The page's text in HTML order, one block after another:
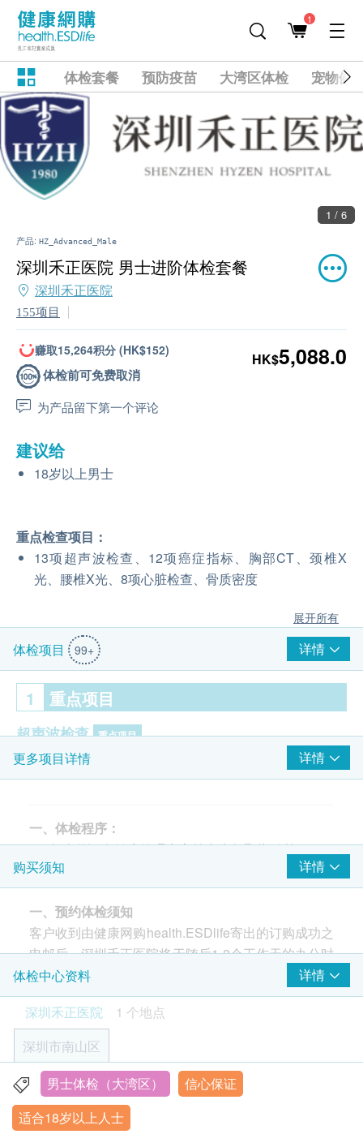
1
体检套餐 预防疫苗 大湾区体检 宠物健
1 / 6
产品: HZ_Advanced_Male
深圳禾正医院 男士进阶体检套餐
深圳禾正医院
155项目
赚取15,264积分 (HK$152)
体检前可免费取消
为产品留下第一个评论
HK$5,088.0
建议给
18岁以上男士
重点检查项目：
13项超声波检查、12项癌症指标、胸部CT、颈椎X
光、腰椎X光、8项心脏检查、骨质密度
展开所有
体检项目 99+ 详情
1 重点项目
超声波检查 重点项目
前列腺超声波- 只限男士
B超檢查- 膀胱
B超檢查 - 胰腺
B超檢查 - 胆囊
B超檢查 - 肾脏
脾脏超声波
颈动脉多普勒
淋巴结超声波
输尿管超声波
心脏超声波
颈动脉＋颈静脉＋椎动脉超声波
癌症指标 重点项目
甲种胎蛋白 (肝癌)
病毒抗体EBV (鼻咽癌)
癌胚抗原(肠癌普查)
癌抗原15.3 (乳癌)
更多项目详情 详情
一、体检程序：
1、凭身份证在健康管理中心前台先领取指引单；
2、开始做抽血、C14、B超等空腹项目；
3、做其他共检区项目；注：务必做完空腹项目后再
进食早餐，早餐前，可与导检护士确认一遍是否可吃
早餐。
4、早餐后再完成其他非必须空腹的项目；
5、体检项目完成，交表至前台，完成此次体检。
6、领取报告：体检完后10个工作日单位联系人统一
领取。
7、报告解析：领取体检报告后，报告解析时间：周
一~周五下午 14:00~16:30（法定节假日除外）。
二、体检温馨提示：
购买须知 详情
一、预约体检须知
客户收到由健康网购health.ESDlife寄出的订购成功之
电邮后，深圳禾正医院将于随后1-2个工作天的办公时
间内，致电客户预约身体检查的时间及地点。客户亦
可至少提前1日致电至深圳禾正医院进行预约（联络
电话：+86 186 8949 0644; +86 0755-8139 5238）。
客户至现场后，深圳禾正医院工作人员会核对客户的
姓名、出生年月日、手机号及健康网购health.ESDlife
订购成功之电邮。
订单如需改期，请至少提前1日联络 +86 186 8949
0644; +86 0755-8139 5238
体检中心资料
详情
深圳禾正医院
1 个地点
深圳市南山区
深圳市南山区龙苑路16号深圳禾正医院住院楼4楼：健康管
理中心
周一至周五 8:00-12:00, 14:00-17:30，周六至周日 8:00-
男士体检（大湾区）
信心保证
适合18岁以上人士